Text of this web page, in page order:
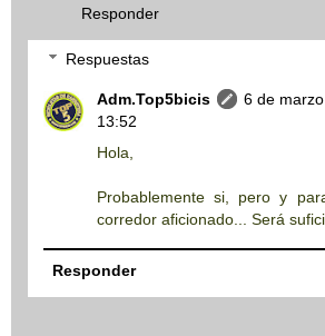
Responder
Respuestas
Adm.Top5bicis
6 de
13:52
Hola,
Probablemente si, pero y
corredor aficionado... Será
Responder